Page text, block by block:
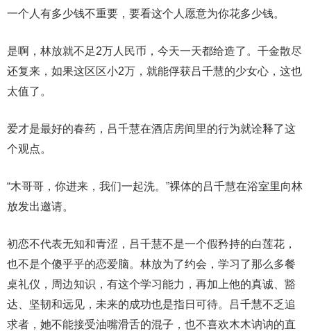
一个人有多少钱不重要，要看这个人愿意为你花多少钱。
是啊，林放就不足2万人民币，今天一天都给造了。千金散尽
还复来，如果这区区小2万，就能俘获吕千慧的少女心，这也
太值了。
爱才是最好的春药，吕千慧在酒店房间里的行为就诠释了这
个观点。
“木哥哥，你进来，我们一起洗。”裸体的吕千慧在浴室里向林
放发出邀请。
初恋不代表无知和青涩，吕千慧不是一个假矜持的白莲花，
也不是个傻乎乎的恋爱脑。林放为了约会，学习了那么多餐
桌礼仪，周边知识，有这个学习能力，再加上他的真诚、豁
达、坚韧和远见，未来的成功也是指日可待。吕千慧不乏追
求者，她不能接受油嘴滑舌的混子，也不喜欢木木讷讷的直